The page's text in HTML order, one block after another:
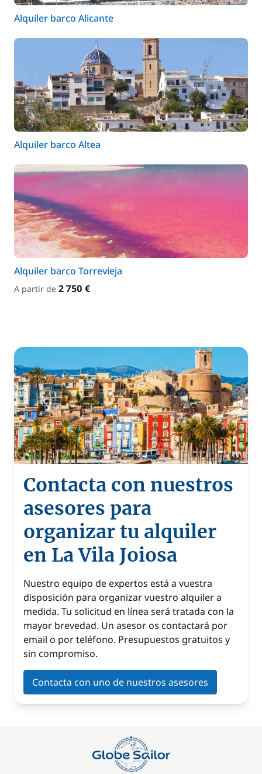
Alquiler barco Alicante
Alquiler barco Altea
Alquiler barco Torrevieja
A partir de 2 750 €
Contacta con nuestros
asesores para
organizar tu alquiler
en La Vila Joiosa
Nuestro equipo de expertos está a vuestra
disposición para organizar vuestro alquiler a
medida. Tu solicitud en línea será tratada con la
mayor brevedad. Un asesor os contactará por
email o por teléfono. Presupuestos gratuitos y
sin compromiso.
Contacta con uno de nuestros asesores